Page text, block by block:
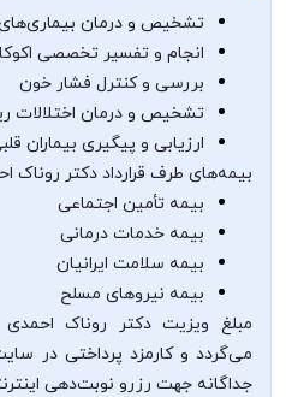
تشخیص و درمان
انجام و تفسیر تخصصی
بررسی و کنترل فشار خون
تشخیص و درمان اختلالات
ارزیابی و پیگیری بیماران
بیمه‌های طرف قرارداد دکتر روناک
بیمه تأمین اجتماعی
بیمه خدمات درمانی
بیمه سلامت ایرانیان
بیمه نیروهای مسلح
مبلغ ویزیت دکتر روناک
می‌گردد و کارمزد پرداختی در
جداگانه جهت رزرو نوبت‌دهی